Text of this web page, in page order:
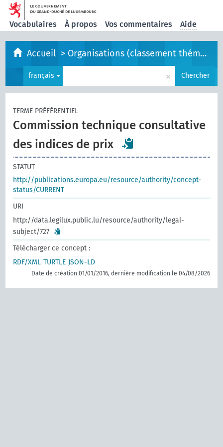
Vocabulaires À propos Vos commentaires Aide
Accueil > Organisations (classement thématique)
français × Chercher
TERME PRÉFÉRENTIEL
Commission technique consultative
des indices de prix
STATUT
http://publications.europa.eu/resource/authority/concept-
status/CURRENT
URI
http://data.legilux.public.lu/resource/authority/legal-
subject/727
Télécharger ce concept :
RDF/XML TURTLE JSON-LD
Date de création 01/01/2016, dernière modification le 04/08/2026